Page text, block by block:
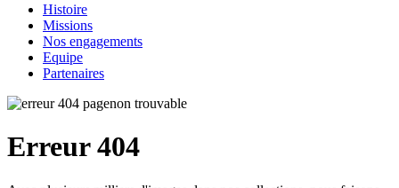
Histoire
Missions
Nos engagements
Equipe
Partenaires
Erreur 404